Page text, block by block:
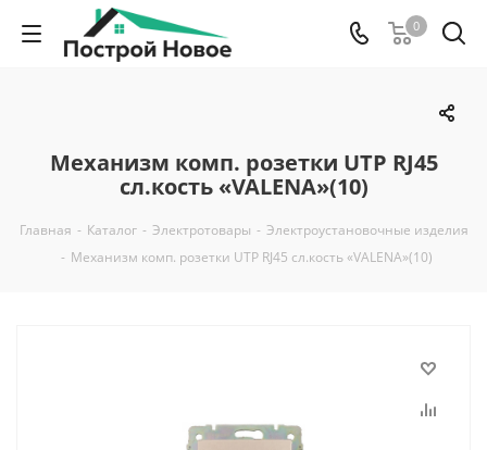
0
Механизм комп. розетки UTP RJ45
сл.кость «VALENA»(10)
Главная - Каталог - Электротовары - Электроустановочные изделия
- Механизм комп. розетки UTP RJ45 сл.кость «VALENA»(10)